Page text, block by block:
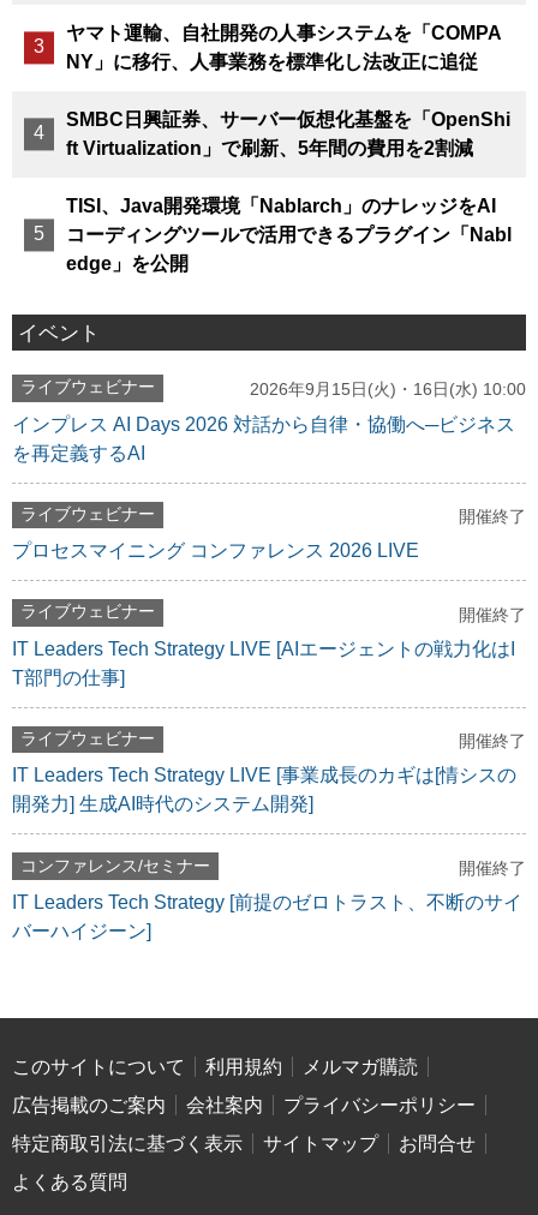
ヤマト運輸、自社開発の人事システムを「COMPA
NY」に移行、人事業務を標準化し法改正に追従
SMBC日興証券、サーバー仮想化基盤を「OpenShi
ft Virtualization」で刷新、5年間の費用を2割減
TISI、Java開発環境「Nablarch」のナレッジをAI
コーディングツールで活用できるプラグイン「Nabl
edge」を公開
イベント
ライブウェビナー 2026年9月15日(火)・16日(水) 10:00
インプレス AI Days 2026 対話から自律・協働へ─ビジネス
を再定義するAI
ライブウェビナー 開催終了
プロセスマイニング コンファレンス 2026 LIVE
ライブウェビナー 開催終了
IT Leaders Tech Strategy LIVE [AIエージェントの戦力化はI
T部門の仕事]
ライブウェビナー 開催終了
IT Leaders Tech Strategy LIVE [事業成長のカギは[情シスの
開発力] 生成AI時代のシステム開発]
コンファレンス/セミナー 開催終了
IT Leaders Tech Strategy [前提のゼロトラスト、不断のサイ
バーハイジーン]
このサイトについて 利用規約
メルマガ購読
広告掲載のご案内
会社案内
プライバシーポリシー
特定商取引法に基づく表示
サイトマップ
お問合せ
よくある質問